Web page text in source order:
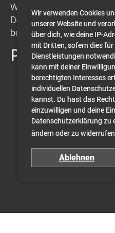
Wir verwenden Cookies
unserer Website und
über dich, wie deine IP-
mit Dritten, sofern dies
Dienstleistungen
kann mit deiner
berechtigten Interesses
individuellen
kannst. Du hast das
einzuwilligen und deine
Datenschutzerklärung zu
ändern oder zu
Ablehnen
Wasseroberfläche
Derzeit wird der junge
behandelt.
Mallorca Magazin -